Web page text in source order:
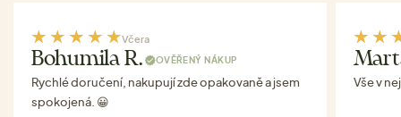
Včera
Bohumila R. OVĚŘENÝ NÁKUP
Rychlé doručení, nakupují zde opakovaně a jsem
spokojená. 😀
Vše v